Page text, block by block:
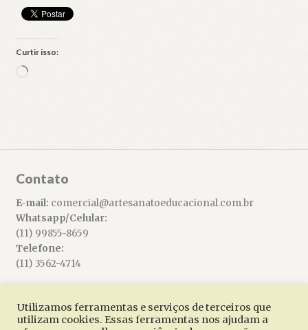
Curtir isso:
Carregando...
Contato
E-mail: comercial@artesanatoeducacional.com.br
Whatsapp/Celular:
(11) 99855-8659
Telefone:
(11) 3562-4714
Utilizamos ferramentas e serviços de terceiros que
utilizam cookies. Essas ferramentas nos ajudam a